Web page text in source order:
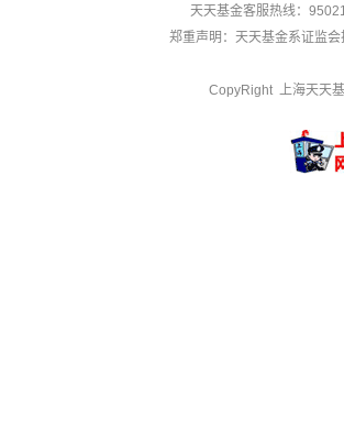
天天基金客服热线：
郑重声明： 天天基金系证监
CopyRight 上海天天